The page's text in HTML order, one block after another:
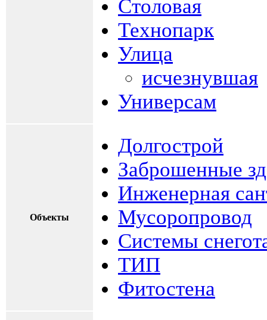
Столовая
Технопарк
Улица
исчезнувшая
Универсам
Объекты
Долгострой
Заброшенные
Инженерная
Мусоропровод
Системы
ТИП
Фитостена